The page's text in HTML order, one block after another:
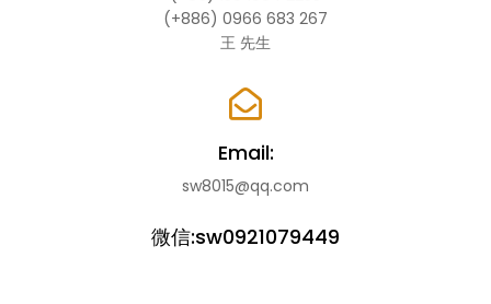
(+886) 0966 683 267
王 先生
Email:
sw8015@qq.com
微信:sw0921079449